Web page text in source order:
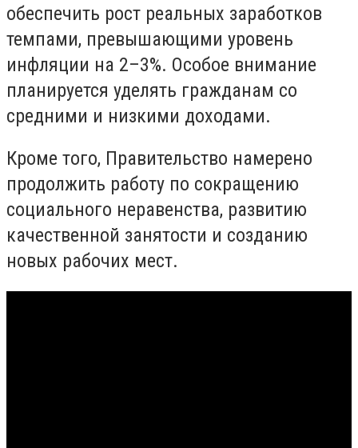
обеспечить рост реальных заработков
темпами, превышающими уровень
инфляции на 2–3%. Особое внимание
планируется уделять гражданам со
средними и низкими доходами.
Кроме того, Правительство намерено
продолжить работу по сокращению
социального неравенства, развитию
качественной занятости и созданию
новых рабочих мест.